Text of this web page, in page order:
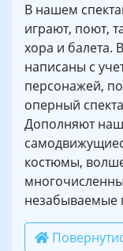
В нашем
играют, поют,
хора и балета.
написаны с
персонажей,
оперный
Дополняют наш
костюмы,
незабываемые